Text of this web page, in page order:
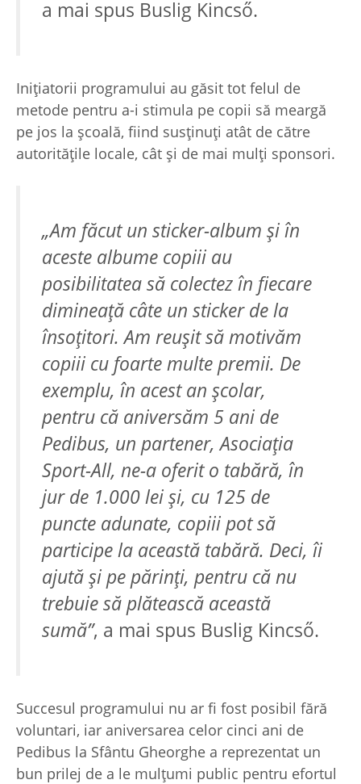
a mai spus Buslig Kincső.
Iniţiatorii programului au găsit tot felul de
metode pentru a-i stimula pe copii să meargă
pe jos la şcoală, fiind susţinuţi atât de către
autorităţile locale, cât şi de mai mulţi sponsori.
„Am făcut un sticker-album şi în
aceste albume copiii au
posibilitatea să colectez în fiecare
dimineaţă câte un sticker de la
însoţitori. Am reuşit să motivăm
copiii cu foarte multe premii. De
exemplu, în acest an şcolar,
pentru că aniversăm 5 ani de
Pedibus, un partener, Asociaţia
Sport-All, ne-a oferit o tabără, în
jur de 1.000 lei şi, cu 125 de
puncte adunate, copiii pot să
participe la această tabără. Deci, îi
ajută şi pe părinţi, pentru că nu
trebuie să plătească această
sumă”, a mai spus Buslig Kincső.
Succesul programului nu ar fi fost posibil fără
voluntari, iar aniversarea celor cinci ani de
Pedibus la Sfântu Gheorghe a reprezentat un
bun prilej de a le mulţumi public pentru efortul